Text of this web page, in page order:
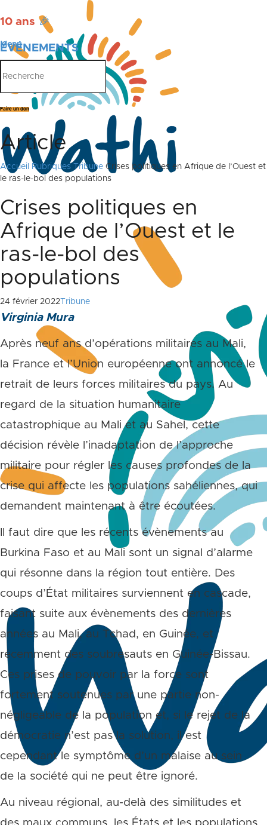
10 ans 🎉
ÉVÉNEMENTS
PUBLICATIONS
Menu
Faire un don
Article
Accueil Rubriques Tribune Crises politiques en Afrique de l’Ouest et
le ras-le-bol des populations
Crises politiques en
Afrique de l’Ouest et le
ras-le-bol des
populations
24 février 2022 Tribune
Virginia Mura
Après neuf ans d’opérations militaires au Mali,
la France et l’Union européenne ont annoncé le
retrait de leurs forces militaires du pays. Au
regard de la situation humanitaire
catastrophique au Mali et au Sahel, cette
décision révèle l’inadaptation de l’approche
militaire pour régler les causes profondes de la
crise qui affecte les populations sahéliennes, qui
demandent maintenant à être écoutées.
Il faut dire que les récents évènements au
Burkina Faso et au Mali sont un signal d’alarme
qui résonne dans la région tout entière. Des
coups d’État militaires surviennent en cascade,
faisant suite aux évènements des dernières
années au Mali, au Tchad, en Guinée, et
récemment des soubresauts en Guinée-Bissau.
Ces prises de pouvoir par la force sont
fortement soutenues par une partie non-
négligeable de la population et, si le rejet de la
démocratie n’est pas la solution, il est
cependant le symptôme d’un malaise au sein
de la société qui ne peut être ignoré.
Au niveau régional, au-delà des similitudes et